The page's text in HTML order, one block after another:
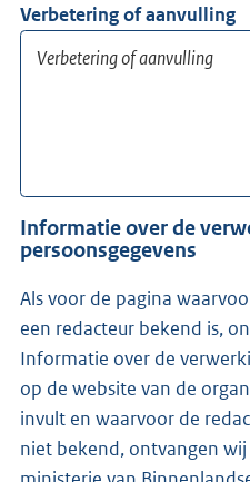
Verbetering of aanvulling
Informatie over de
persoonsgegevens
Als voor de pagina
een redacteur bekend is,
Informatie over de
op de website van de
invult en waarvoor de redacteur
niet bekend, ontvangen